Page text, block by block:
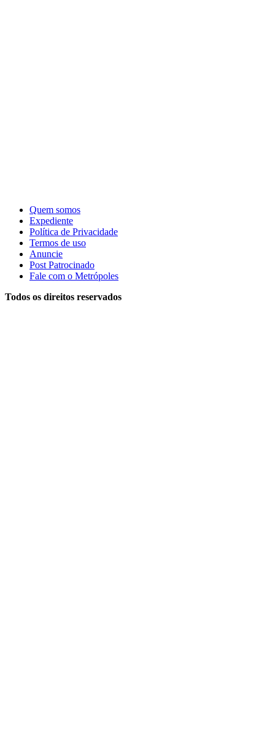
Quem somos
Expediente
Política de Privacidade
Termos de uso
Anuncie
Post Patrocinado
Fale com o Metrópoles
Todos os direitos reservados